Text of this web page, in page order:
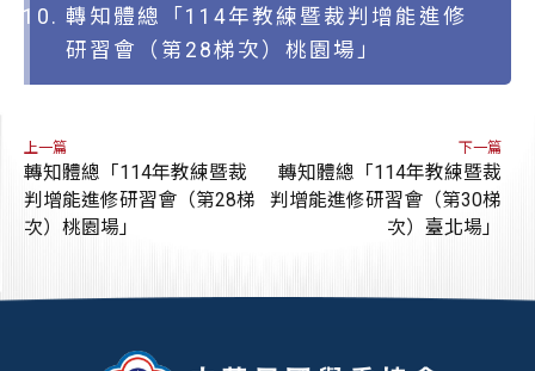
轉知體總「114年教練暨裁判增能進修
研習會（第28梯次）桃園場」
上一篇
轉知體總「114年教練暨裁
判增能進修研習會（第28梯
次）桃園場」
下一篇
轉知體總「114年教練暨裁
判增能進修研習會（第30梯
次）臺北場」